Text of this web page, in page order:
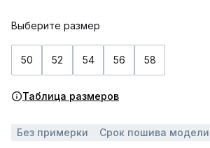
Выберите размер
50 52 54 56 58
Таблица размеров
Без примерки Срок пошива модели